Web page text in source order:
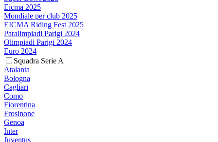
Eicma 2025
Mondiale per club 2025
EICMA Riding Fest 2025
Paralimpiadi Parigi 2024
Olimpiadi Parigi 2024
Euro 2024
Squadra Serie A
Atalanta
Bologna
Cagliari
Como
Fiorentina
Frosinone
Genoa
Inter
Juventus